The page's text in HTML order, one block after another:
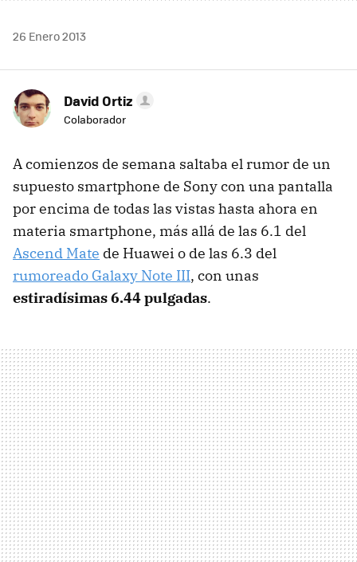
26 Enero 2013
David Ortiz
Colaborador
A comienzos de semana saltaba el rumor de un
supuesto smartphone de Sony con una pantalla
por encima de todas las vistas hasta ahora en
materia smartphone, más allá de las 6.1 del
Ascend Mate de Huawei o de las 6.3 del
rumoreado Galaxy Note III, con unas
estiradísimas 6.44 pulgadas.